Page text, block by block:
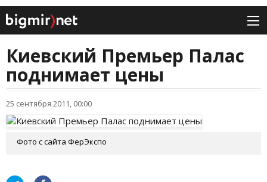
Киевский Премьер Палас
поднимает цены
25 сентября 2011, 00:00
Фото с сайта ФерЭкспо